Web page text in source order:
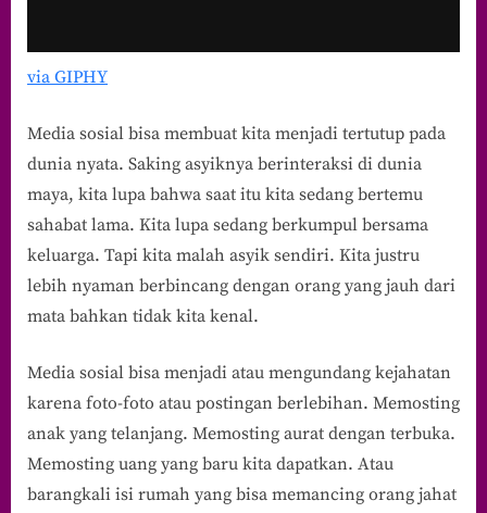
via GIPHY
Media sosial bisa membuat kita menjadi tertutup pada
dunia nyata. Saking asyiknya berinteraksi di dunia
maya, kita lupa bahwa saat itu kita sedang bertemu
sahabat lama. Kita lupa sedang berkumpul bersama
keluarga. Tapi kita malah asyik sendiri. Kita justru
lebih nyaman berbincang dengan orang yang jauh dari
mata bahkan tidak kita kenal.
Media sosial bisa menjadi atau mengundang kejahatan
karena foto-foto atau postingan berlebihan. Memosting
anak yang telanjang. Memosting aurat dengan terbuka.
Memosting uang yang baru kita dapatkan. Atau
barangkali isi rumah yang bisa memancing orang jahat